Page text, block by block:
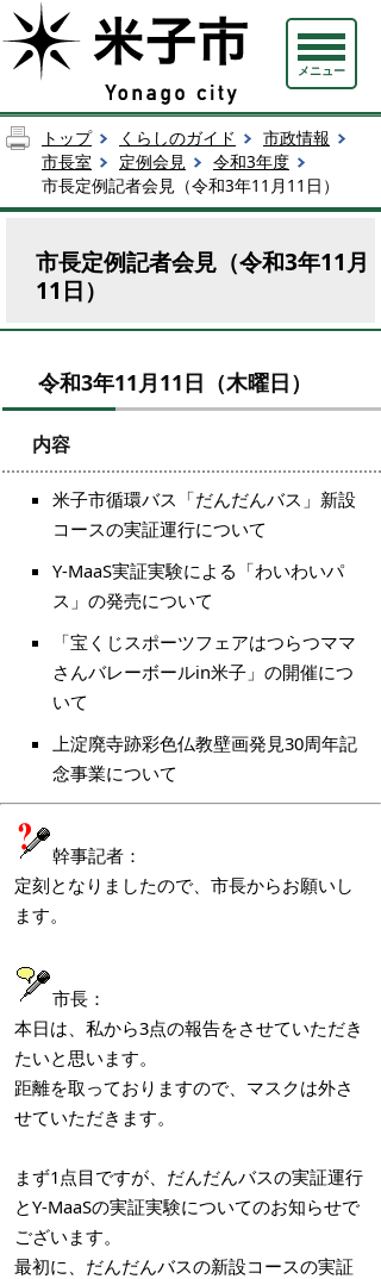
メニュー
トップ くらしのガイド
市政情報
市長室
定例会見
令和3年度
市長定例記者会見（令和3年11月11日）
市長定例記者会見（令和3年11月
11日）
令和3年11月11日（木曜日）
内容
米子市循環バス「だんだんバス」新設
コースの実証運行について
Y-MaaS実証実験による「わいわいパ
ス」の発売について
「宝くじスポーツフェアはつらつママ
さんバレーボールin米子」の開催につ
いて
上淀廃寺跡彩色仏教壁画発見30周年記
念事業について
幹事記者：
定刻となりましたので、市長からお願いし
ます。
市長：
本日は、私から3点の報告をさせていただき
たいと思います。
距離を取っておりますので、マスクは外さ
せていただきます。
まず1点目ですが、だんだんバスの実証運行
とY-MaaSの実証実験についてのお知らせで
ございます。
最初に、だんだんバスの新設コースの実証